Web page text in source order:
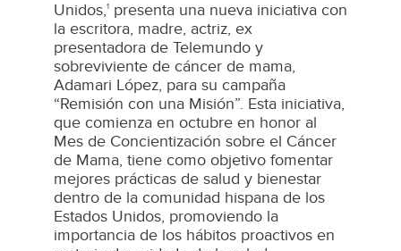
Unidos,1 presenta una nueva iniciativa con
la escritora, madre, actriz, ex
presentadora de Telemundo y
sobreviviente de cáncer de mama,
Adamari López, para su campaña
“Remisión con una Misión”. Esta iniciativa,
que comienza en octubre en honor al
Mes de Concientización sobre el Cáncer
de Mama, tiene como objetivo fomentar
mejores prácticas de salud y bienestar
dentro de la comunidad hispana de los
Estados Unidos, promoviendo la
importancia de los hábitos proactivos en